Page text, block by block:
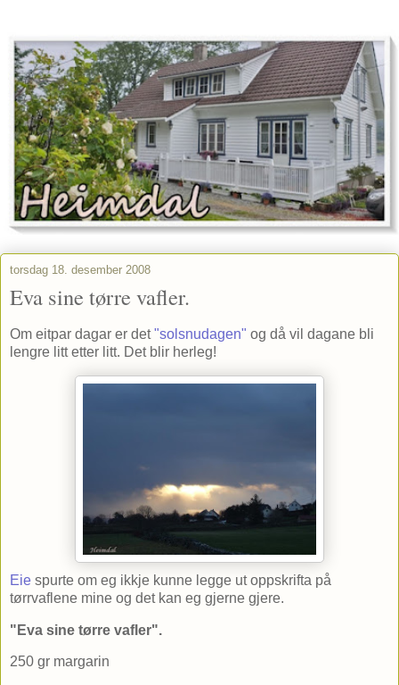
torsdag 18. desember 2008
Eva sine tørre vafler.
Om eitpar dagar er det"solsnudagen" og då vil dagane bli
lengre litt etter litt. Det blir herleg!
Eie spurte om eg ikkje kunne legge ut oppskrifta på
tørrvaflene mine og det kan eg gjerne gjere.
"Eva sine tørre vafler".
250 gr margarin